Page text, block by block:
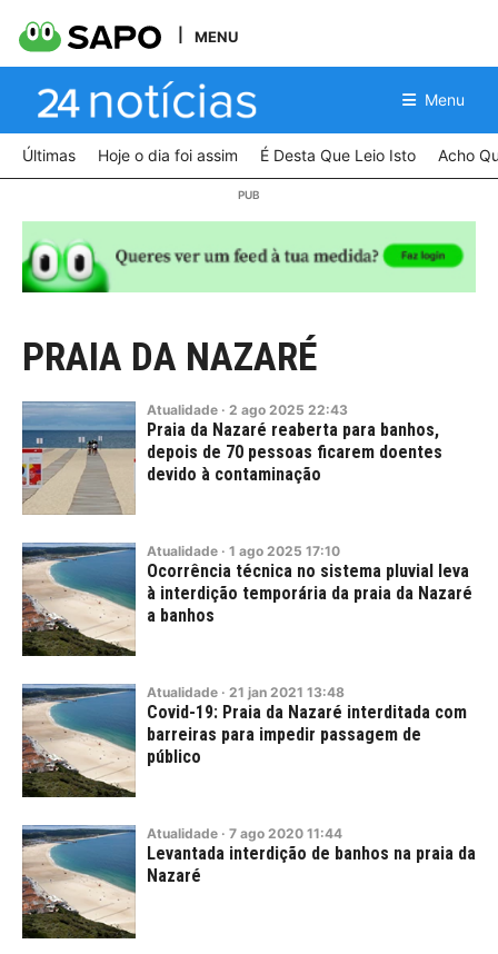
MENU
Menu
Últimas Hoje o dia foi assim É Desta Que Leio Isto Acho
PRAIA DA NAZARÉ
Atualidade · 2 ago 2025 22:43
Praia da Nazaré reaberta para banhos,
depois de 70 pessoas ficarem doentes
devido à contaminação
Atualidade · 1 ago 2025 17:10
Ocorrência técnica no sistema pluvial leva
à interdição temporária da praia da Nazaré
a banhos
Atualidade · 21 jan 2021 13:48
Covid-19: Praia da Nazaré interditada com
barreiras para impedir passagem de
público
Atualidade · 7 ago 2020 11:44
Levantada interdição de banhos na praia da
Nazaré